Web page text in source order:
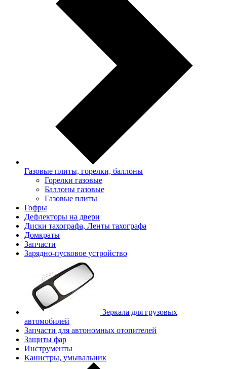
Газовые плиты, горелки, баллоны
Горелки газовые
Баллоны газовые
Газовые плиты
Гофры
Дефлекторы на двери
Диски тахографа, Ленты тахографа
Домкраты
Запчасти
Зарядно-пусковое устройство
Зеркала для грузовых
автомобилей
Запчасти для автономных отопителей
Защиты фар
Инструменты
Канистры, умывальник